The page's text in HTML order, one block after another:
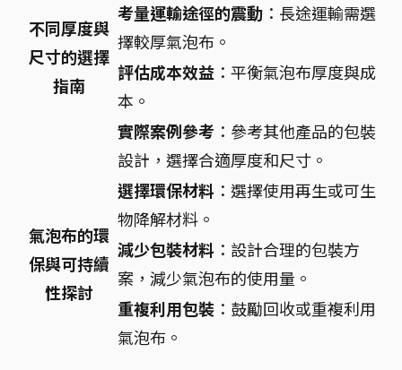
不同厚度與
尺寸的選擇
指南
考量運輸途徑的震動 ：長途運輸需選
擇較厚氣泡布。
評估成本效益 ：平衡氣泡布厚度與成
本。
實際案例參考 ：參考其他產品的包裝
設計，選擇合適厚度和尺寸。
氣泡布的環
保與可持續
性探討
選擇環保材料 ：選擇使用再生或可生
物降解材料。
減少包裝材料 ：設計合理的包裝方
案，減少氣泡布的使用量。
重複利用包裝 ：鼓勵回收或重複利用
氣泡布。